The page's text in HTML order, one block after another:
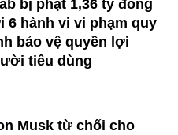
bị phạt 1,36 tỷ đồng
6 hành vi vi phạm quy
bảo vệ quyền lợi
tiêu dùng
Musk từ chối cho